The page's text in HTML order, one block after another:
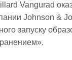
Vangurad
Johnson &
запуску